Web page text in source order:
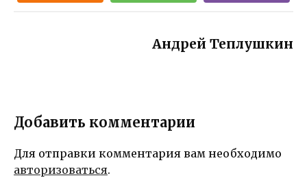
Андрей Теплушкин
Добавить комментарии
Для отправки комментария вам необходимо
авторизоваться.